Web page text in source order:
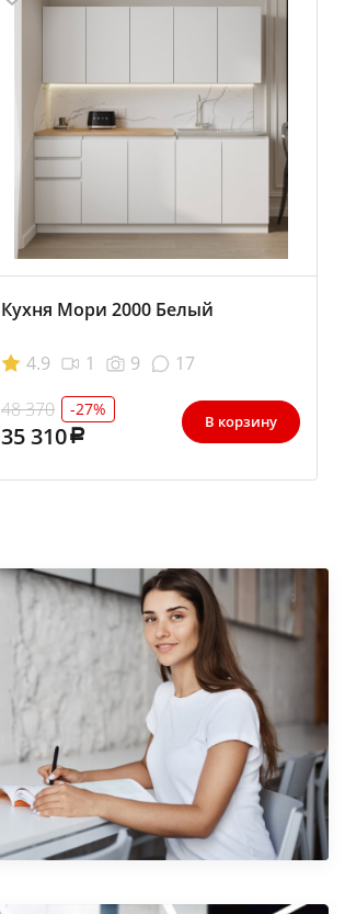
Кухня Мори 2000 Белый
4.9 1 9
17
48 370
-27%
35 310 В корзину